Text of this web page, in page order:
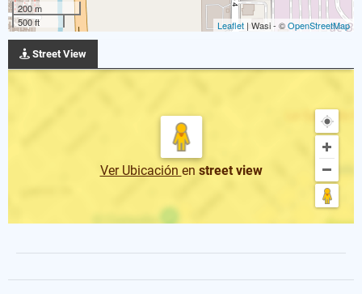
200 m
500 ft
Leaflet | Wasi - ©OpenStreetMap
Street View
Ver Ubicación en street view